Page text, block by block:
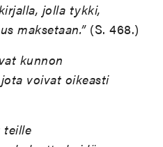
jolla tykki,
maksetaan.”(S. 468.)
kunnon
voivat oikeasti
teille